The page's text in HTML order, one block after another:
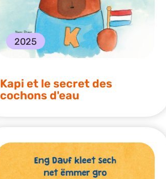
2025
Kapi et le secret des
cochons d'eau